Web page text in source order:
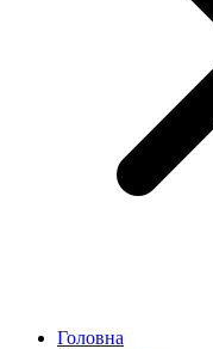
Головна